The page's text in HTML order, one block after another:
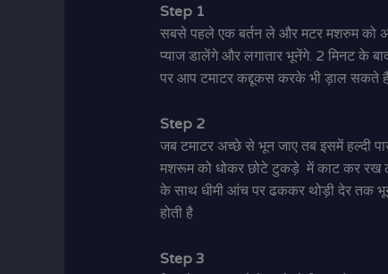
Step 1
सबसे पहले एक बर्तन ले और मटर मशरुम को
प्याज डालेंगे और लगातार भूनेंगे. 2 मिनट के
पर आप टमाटर कद्दूकस करके भी ड़ाल सकते
Step 2
जब टमाटर अच्छे से भून जाए तब इसमें हल्दी
मशरूम को धोकर छोटे टुकड़े में काट कर रख
के साथ धीमी आंच पर ढककर थोड़ी देर तक
होती है
Step 3